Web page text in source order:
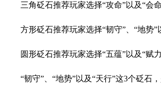
三角砭石推荐玩家选择“攻命”以及“会命
方形砭石推荐玩家选择“韧守”、“地势”
圆形砭石推荐玩家选择“五蕴”以及“赋力
“韧守”、“地势”以及“天行”这3个砭石